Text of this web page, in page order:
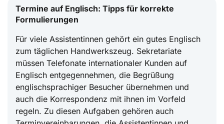
Termine auf Englisch: Tipps für korrekte
Formulierungen
Für viele Assistentinnen gehört ein gutes Englisch
zum täglichen Handwerkszeug. Sekretariate
müssen Telefonate internationaler Kunden auf
Englisch entgegennehmen, die Begrüßung
englischsprachiger Besucher übernehmen und
auch die Korrespondenz mit ihnen im Vorfeld
regeln. Zu diesen Aufgaben gehören auch